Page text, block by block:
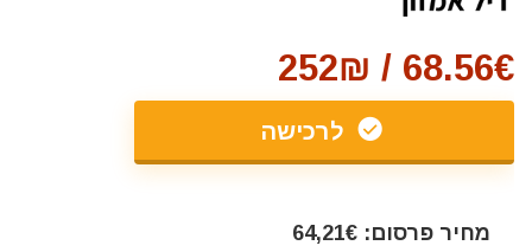
68.56€ / 252₪
לרכישה
מחיר פרסום: 64,21€